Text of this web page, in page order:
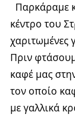
Παρκάραμε
κέντρο του
χαριτωμένες
Πριν
καφέ μας
τον οποίο
με γαλλικά